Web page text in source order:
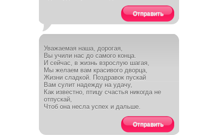
Отправить
Уважаемая наша, дорогая,
Вы учили нас до самого конца.
И сейчас, в жизнь взрослую шагая,
Мы желаем вам красивого дворца,
Жизни сладкой. Поздравок пускай
Вам сулит надежду на удачу,
Как известно, птицу счастья никогда не
отпускай,
Чтоб она несла успех и дальше.
Отправить